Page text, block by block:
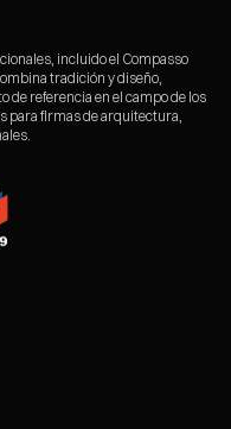
incluido el Compasso
tradición y diseño,
de referencia en el campo de los
para firmas de arquitectura,